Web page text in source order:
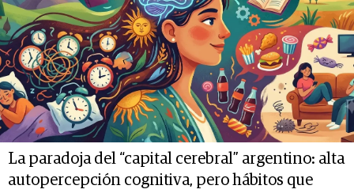
La paradoja del “capital cerebral” argentino: alta
autopercepción cognitiva, pero hábitos que